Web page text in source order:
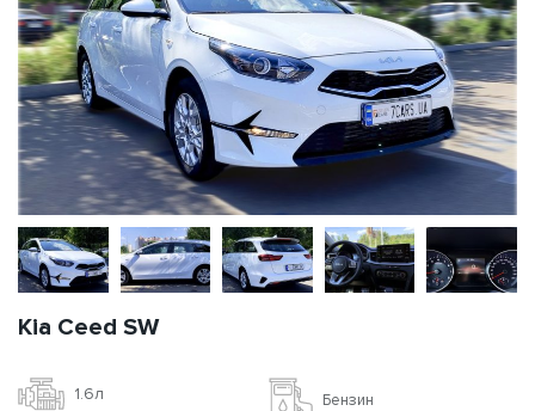
Kia Ceed SW
1.6л Бензин